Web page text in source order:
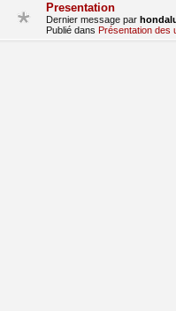
Presentation
Dernier message par
Publié dans Présentation des